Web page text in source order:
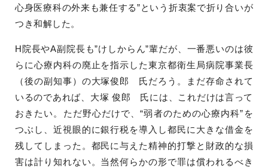
心身医療科の外来も兼任する”という折衷案で折り合いが
つき和解した。
H院長やA副院長も”けしからん”輩だが、一番悪いのは彼
らに心療内科の廃止を指示した東京都衛生局病院事業長
（後の副知事）の大塚俊郎 氏だろう。まだ存命されて
いるのであれば、大塚 俊郎 氏には、これだけは言って
おきたい。ただ野心だけで、“弱者のための心療内科”を
つぶし、近視眼的に銀行税を導入し都民に大きな借金を
残してしまった。都民に与えた精神的打撃と財政的な損
害は計り知れない。当然何らかの形で罪は償われるべき